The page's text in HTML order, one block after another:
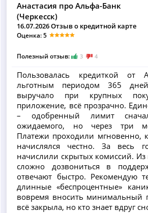
Анастасия про Альфа-Банк
(Черкесск)
16.07.2026 Отзыв о кредитной карте
Оценка: 5
Полезный отзыв: 3 4
Пользовалась кредиткой от
льготным периодом 365
выручало при крупных
приложение, всё прозрачно.
– одобренный лимит
ожидаемого, но через три
Платежи проходили мгновенно,
начислялся честно. За весь
начислили скрытых комиссий. Из
сложно дозвониться в
отвечают быстро. Рекомендую
длинные «беспроцентные»
вовремя вносить минимальный
всё закрыла, но кто знает вдруг